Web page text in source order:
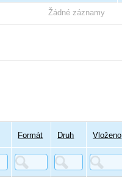
Žádné záznamy
Formát Druh Vloženo